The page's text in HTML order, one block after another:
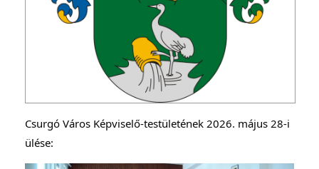
Csurgó Város Képviselő-testületének 2026. május 28-i
ülése: